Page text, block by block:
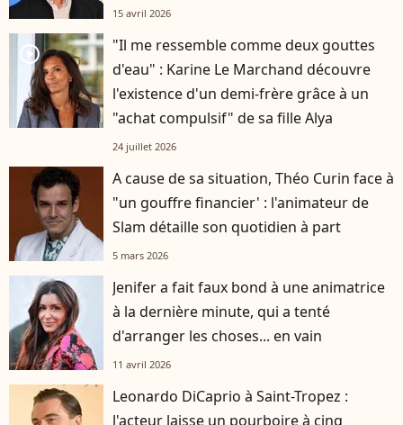
15 avril 2026
player2
"Il me ressemble comme deux gouttes
d'eau" : Karine Le Marchand découvre
l'existence d'un demi-frère grâce à un
"achat compulsif" de sa fille Alya
24 juillet 2026
A cause de sa situation, Théo Curin face à
"un gouffre financier' : l'animateur de
Slam détaille son quotidien à part
5 mars 2026
Jenifer a fait faux bond à une animatrice
à la dernière minute, qui a tenté
d'arranger les choses... en vain
11 avril 2026
Leonardo DiCaprio à Saint-Tropez :
l'acteur laisse un pourboire à cinq